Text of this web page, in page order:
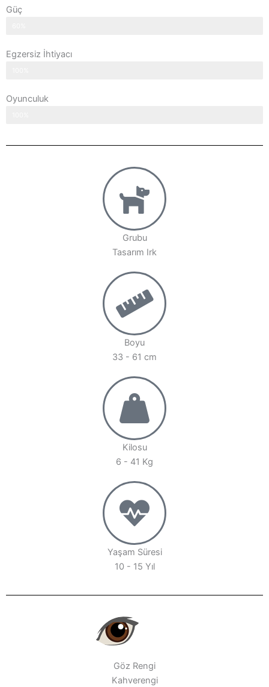
Güç
Egzersiz İhtiyacı
Oyunculuk
Grubu
Tasarım Irk
Boyu
33 - 61 cm
Kilosu
6 - 41 Kg
Yaşam Süresi
10 - 15 Yıl
Göz Rengi
Kahverengi